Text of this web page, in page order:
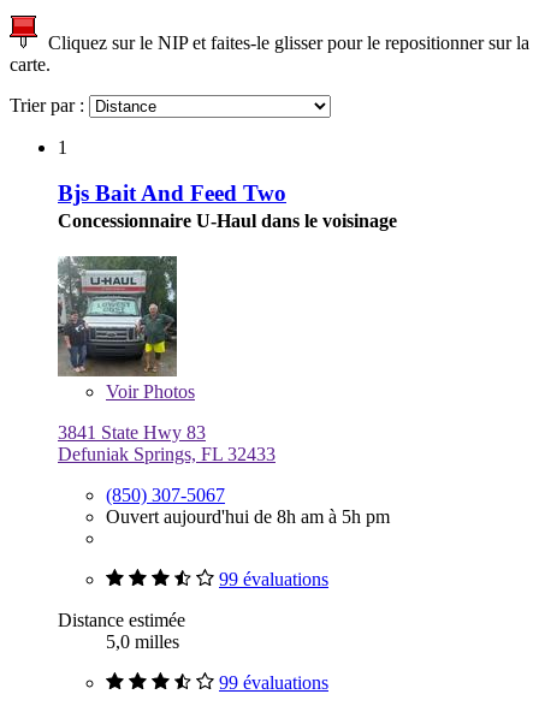
Cliquez sur le NIP et faites-le glisser pour le repositionner sur la
carte.
Trier par :
1
Bjs Bait And Feed Two
Concessionnaire U-Haul dans le voisinage
VoirPhotos
3841 State Hwy 83
Defuniak Springs, FL 32433
(850) 307-5067
Ouvert aujourd'hui de 8h am à 5h pm
99 évaluations
Distance estimée
5,0 milles
99 évaluations